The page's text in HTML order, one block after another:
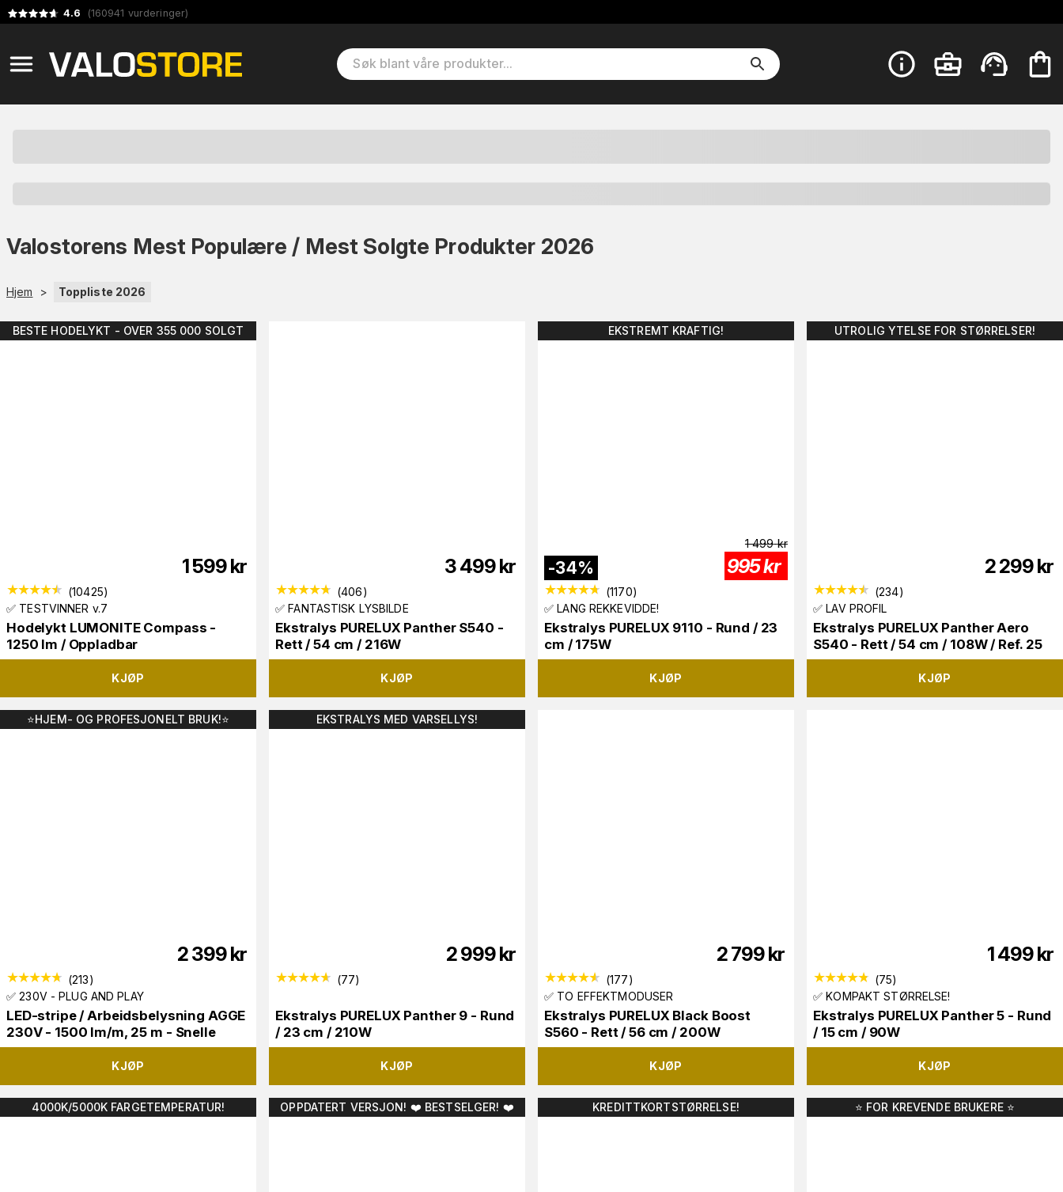
4.6 (160941 vurderinger)
Valostorens Mest Populære / Mest Solgte Produkter 2026
Hjem > Toppliste 2026
BESTE HODELYKT - OVER 355 000 SOLGT
1 599kr
(10425)
✅ TESTVINNER v.7
Hodelykt LUMONITE Compass -
1250 lm / Oppladbar
KJØP
3 499kr
(406)
✅ FANTASTISK LYSBILDE
Ekstralys PURELUX Panther S540 -
Rett / 54 cm / 216W
KJØP
EKSTREMT KRAFTIG!
-34%
1 499 kr
995kr
(1170)
✅ LANG REKKEVIDDE!
Ekstralys PURELUX 9110 - Rund / 23
cm / 175W
KJØP
UTROLIG YTELSE FOR STØRRELSER!
2 299kr
(234)
✅ LAV PROFIL
Ekstralys PURELUX Panther Aero
S540 - Rett / 54 cm / 108W / Ref. 25
KJØP
⭐️HJEM- OG PROFESJONELT BRUK!⭐️
2 399kr
(213)
✅ 230V - PLUG AND PLAY
LED-stripe / Arbeidsbelysning AGGE
230V - 1500 lm/m, 25 m - Snelle
KJØP
EKSTRALYS MED VARSELLYS!
2 999kr
(77)
Ekstralys PURELUX Panther 9 - Rund
/ 23 cm / 210W
KJØP
2 799kr
(177)
✅ TO EFFEKTMODUSER
Ekstralys PURELUX Black Boost
S560 - Rett / 56 cm / 200W
KJØP
1 499kr
(75)
✅ KOMPAKT STØRRELSE!
Ekstralys PURELUX Panther 5 - Rund
/ 15 cm / 90W
KJØP
4000K/5000K FARGETEMPERATUR! OPPDATERT VERSJON! ❤️ BESTSELGER! ❤️ KREDITTKORTSTØRRELSE! ⭐️ FOR KREVENDE BRUKERE ⭐️